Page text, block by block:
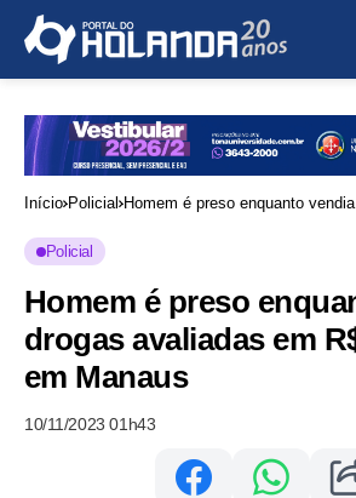
Início Policial Homem é preso enquanto
Policial
Homem é preso
drogas avaliadas em
em Manaus
10/11/2023 01h43